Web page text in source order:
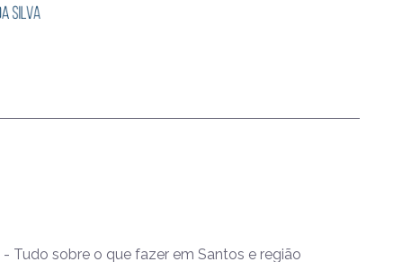
- Tudo sobre o que fazer em Santos e região